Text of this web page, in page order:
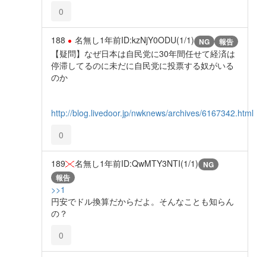
0
188 名無し1年前ID:kzNjY0ODU(1/1) NG 報告
【疑問】なぜ日本は自民党に30年間任せて経済は
停滞してるのに未だに自民党に投票する奴がいる
のか
http://blog.livedoor.jp/nwknews/archives/6167342.html
0
189 名無し1年前ID:QwMTY3NTI(1/1) NG
報告
>>1
円安でドル換算だからだよ。そんなことも知らん
の？
0